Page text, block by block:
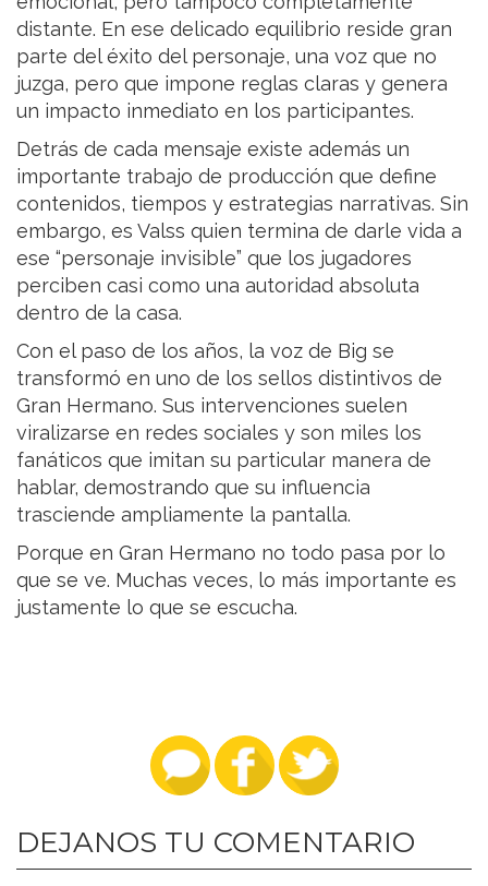
distante. En ese delicado equilibrio reside gran
parte del éxito del personaje, una voz que no
juzga, pero que impone reglas claras y genera
un impacto inmediato en los participantes.
Detrás de cada mensaje existe además un
importante trabajo de producción que define
contenidos, tiempos y estrategias narrativas. Sin
embargo, es Valss quien termina de darle vida a
ese “personaje invisible” que los jugadores
perciben casi como una autoridad absoluta
dentro de la casa.
Con el paso de los años, la voz de Big se
transformó en uno de los sellos distintivos de
Gran Hermano. Sus intervenciones suelen
viralizarse en redes sociales y son miles los
fanáticos que imitan su particular manera de
hablar, demostrando que su influencia
trasciende ampliamente la pantalla.
Porque en Gran Hermano no todo pasa por lo
que se ve. Muchas veces, lo más importante es
justamente lo que se escucha.
DEJANOS TU COMENTARIO